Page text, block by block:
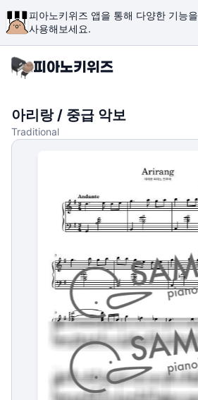
피아노키위즈 앱을 통해 다양한 기능을
사용해보세요.
아리랑 / 중급 악보
Traditional